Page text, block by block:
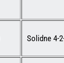
Solidne 4-